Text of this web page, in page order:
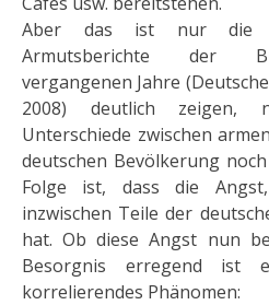
Aber das ist nur die
Armutsberichte der
vergangenen Jahre
2008) deutlich zeigen,
Unterschiede zwischen
deutschen Bevölkerung
Folge ist, dass die
inzwischen Teile der
hat. Ob diese Angst nun
Besorgnis erregend ist
korrelierendes Phänomen: